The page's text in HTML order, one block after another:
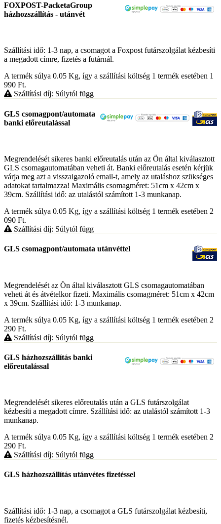
FOXPOST-PacketaGroup
házhozszállítás - utánvét
Szállítási idő: 1-3 nap, a csomagot a Foxpost futárszolgálat kézbesíti
a megadott címre, fizetés a futárnál.
A termék súlya 0.05 Kg, így a szállítási költség 1 termék esetében 1
990 Ft.
Szállítási díj: Súlytól függ
GLS csomagpont/automata
banki előreutalással
Megrendelését sikeres banki előreutalás után az Ön által kiválasztott
GLS csomagautomatában veheti át. Banki előreutalás esetén kérjük
várja meg azt a visszaigazoló email-t, amely az utaláshoz szükséges
adatokat tartalmazza! Maximális csomagméret: 51cm x 42cm x
39cm. Szállítási idő: az utalástól számított 1-3 munkanap.
A termék súlya 0.05 Kg, így a szállítási költség 1 termék esetében 2
090 Ft.
Szállítási díj: Súlytól függ
GLS csomagpont/automata utánvéttel
Megrendelését az Ön által kiválasztott GLS csomagautomatában
veheti át és átvételkor fizeti. Maximális csomagméret: 51cm x 42cm
x 39cm. Szállítási idő: 1-3 munkanap.
A termék súlya 0.05 Kg, így a szállítási költség 1 termék esetében 2
290 Ft.
Szállítási díj: Súlytól függ
GLS házhozszállítás banki
előreutalással
Megrendelését sikeres előreutalás után a GLS futárszolgálat
kézbesíti a megadott címre. Szállítási idő: az utalástól számított 1-3
munkanap.
A termék súlya 0.05 Kg, így a szállítási költség 1 termék esetében 2
290 Ft.
Szállítási díj: Súlytól függ
GLS házhozszállítás utánvétes fizetéssel
Szállítási idő: 1-3 nap, a csomagot a GLS futárszolgálat kézbesíti,
fizetés kézbesítésnél.